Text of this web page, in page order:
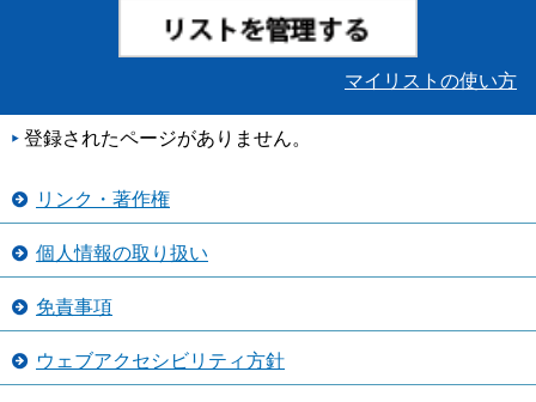
マイリストの使い方
登録されたページがありません。
リンク・著作権
個人情報の取り扱い
免責事項
ウェブアクセシビリティ方針